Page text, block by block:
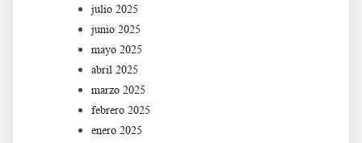
julio 2025
junio 2025
mayo 2025
abril 2025
marzo 2025
febrero 2025
enero 2025